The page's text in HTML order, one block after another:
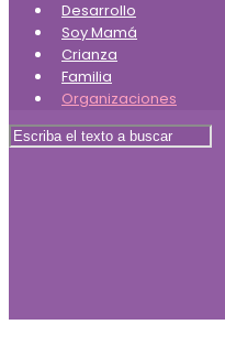
Desarrollo
Soy Mamá
Crianza
Familia
Organizaciones